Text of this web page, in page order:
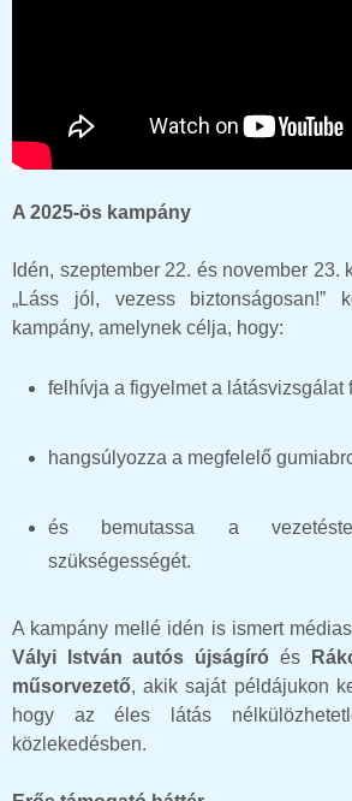
A 2025-ös kampány
Idén, szeptember 22. és november 23.
„Láss jól, vezess biztonságosan!”
kampány, amelynek célja, hogy:
felhívja a figyelmet a látásvizsgálat
hangsúlyozza a megfelelő
és bemutassa a
szükségességét.
A kampány mellé idén is ismert
Vályi István autós újságíró és
műsorvezető, akik saját példájukon
hogy az éles látás
közlekedésben.